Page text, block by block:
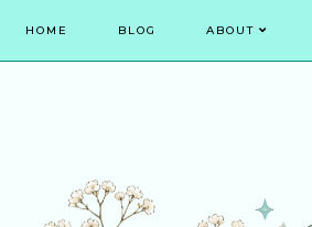
HOME BLOG ABOUT